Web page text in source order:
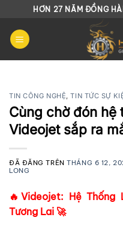
Chuyển
nội
dung
HƠN 27 NĂM ĐỒNG
TIN CÔNG NGHỆ,TIN TỨC SỰ
Cùng chờ đón hệ
Videojet sắp ra
ĐÃ ĐĂNG TRÊNTHÁNG 6 12,
LONG
🔥Videojet: Hệ Thống
Tương Lai 🚀